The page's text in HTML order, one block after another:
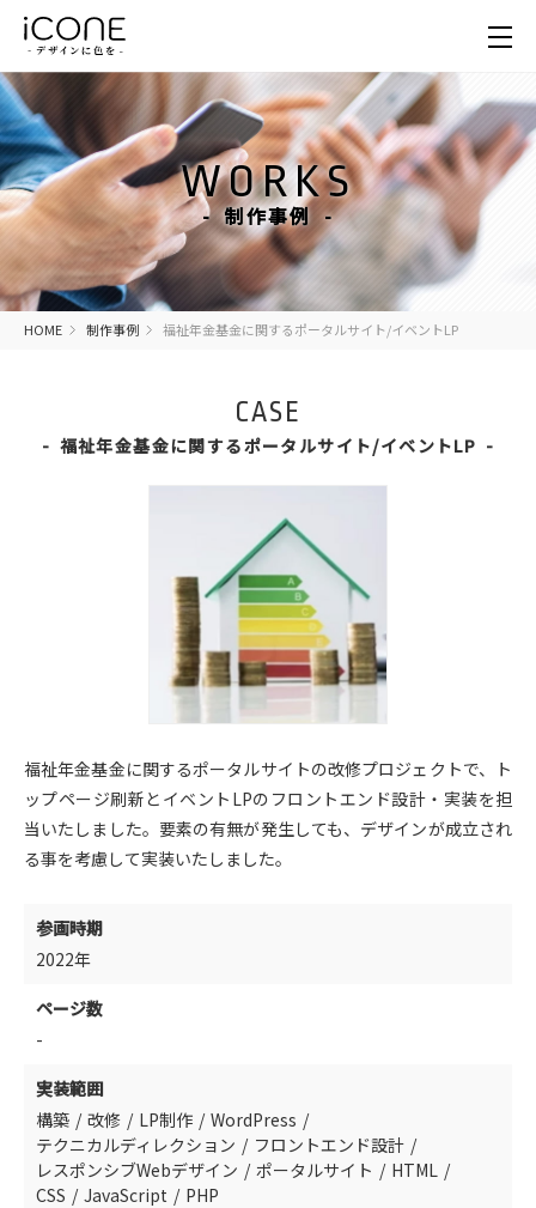
WORKS
制作事例
HOME 制作事例 福祉年金基金に関するポータルサイト/イベントLP
CASE
福祉年金基金に関するポータルサイト/イベントLP
福祉年金基金に関するポータルサイトの改修プロジェクトで、ト
ップページ刷新とイベントLPのフロントエンド設計・実装を担
当いたしました。要素の有無が発生しても、デザインが成立され
る事を考慮して実装いたしました。
参画時期
2022年
ページ数
-
実装範囲
構築
改修 LP制作
WordPress
テクニカルディレクション
フロントエンド設計
レスポンシブWebデザイン
ポータルサイト
HTML
CSS
JavaScript PHP